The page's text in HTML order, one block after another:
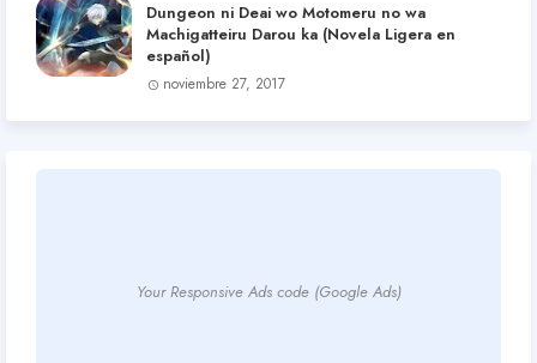
Dungeon ni Deai wo Motomeru no wa
Machigatteiru Darou ka (Novela Ligera en
español)
noviembre 27, 2017
Your Responsive Ads code (Google Ads)